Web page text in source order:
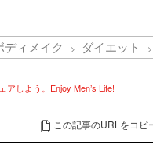
ディメイク ダイエット
アしよう。Enjoy Men’s Life!
この記事のURLをコピ